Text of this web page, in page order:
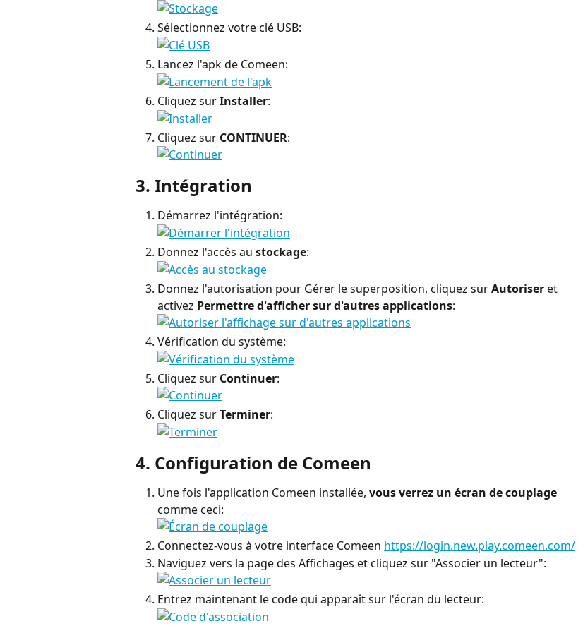
Sélectionnez votre clé USB:
Lancez l'apk de Comeen:
Cliquez sur Installer:
Cliquez sur CONTINUER:
3. Intégration
Démarrez l'intégration:
Donnez l'accès au stockage:
Donnez l'autorisation pour Gérer le superposition, cliquez sur Autoriser et
activez Permettre d'afficher sur d'autres applications:
Vérification du système:
Cliquez sur Continuer:
Cliquez sur Terminer:
4. Configuration de Comeen
Une fois l'application Comeen installée, vous verrez un écran de couplage
comme ceci:
Connectez-vous à votre interface Comeen https://login.new.play.comeen.com/
Naviguez vers la page des Affichages et cliquez sur "Associer un lecteur":
Entrez maintenant le code qui apparaît sur l'écran du lecteur: